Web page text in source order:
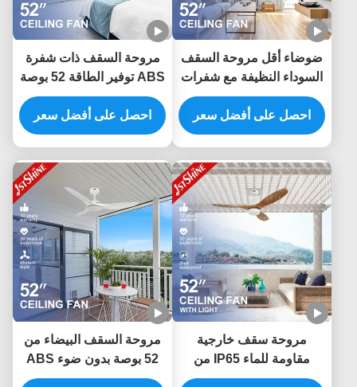
ضوضاء أقل مروحة السقف
السوداء النظيفة مع شفرات
الحبوب الخشبية الداكنة ونوع
مفتاح التحكم عن بعد
احصل على أفضل سعر
مروحة السقف ذات شفرة
ABS توفير الطاقة 52 بوصة
مع التحكم الذكي APP
والتحكم عن بعد
احصل على أفضل سعر
مروحة سقف خارجية
مقاومة للماء IP65 من
البلاستيك ABS مع شفرات
مروحة السقف البيضاء من
52 بوصة بدون ضوء ABS
Blade Smart APP